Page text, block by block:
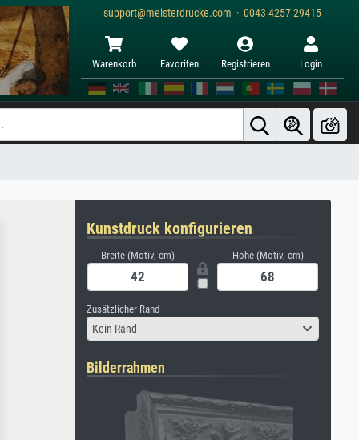
support@meisterdrucke.com · 0043 4257 29415
Warenkorb Favoriten Registrieren Login
Kunstdruck konfigurieren
Breite (Motiv, cm) Höhe (Motiv, cm)
Zusätzlicher Rand
Kein Rand
Bilderrahmen